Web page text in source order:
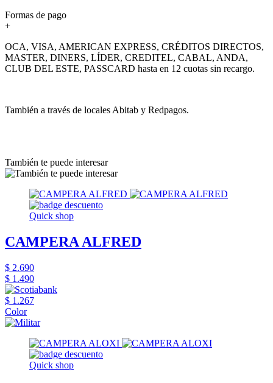
Formas de pago
+
OCA, VISA, AMERICAN EXPRESS, CRÉDITOS DIRECTOS,
MASTER, DINERS, LÍDER, CREDITEL, CABAL, ANDA,
CLUB DEL ESTE, PASSCARD hasta en 12 cuotas sin recargo.
También a través de locales Abitab y Redpagos.
También te puede interesar
Quick shop
CAMPERA ALFRED
$ 2.690
$ 1.490
$ 1.267
Color
Quick shop